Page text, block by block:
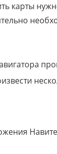
карты